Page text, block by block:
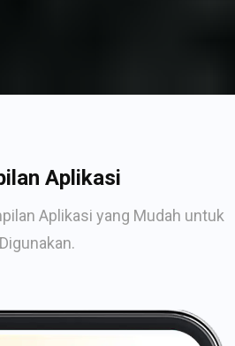
Aplikasi
Aplikasi yang Mudah untuk
Digunakan.